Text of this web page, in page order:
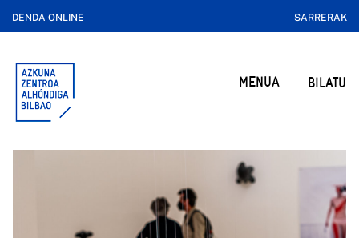
DENDA ONLINE SARRERAK
MENUA BILATU